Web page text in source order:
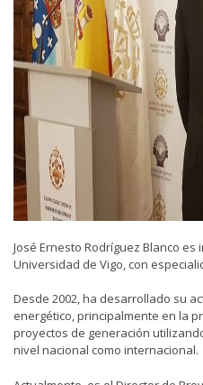
José Ernesto Rodríguez Blanco
Universidad de Vigo, con
Desde 2002, ha desarrollado su
energético, principalmente en la
proyectos de generación
nivel nacional como internacional.